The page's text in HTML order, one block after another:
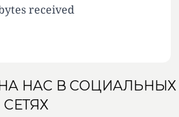
received
НАС В СОЦИАЛЬНЫХ
СЕТЯХ